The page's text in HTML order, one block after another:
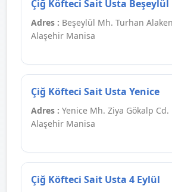
Çiğ Köfteci Sait Usta Beşeylül
Adres : Beşeylül Mh. Turhan
Alaşehir Manisa
Çiğ Köfteci Sait Usta Yenice
Adres : Yenice Mh. Ziya Gökalp
Alaşehir Manisa
Çiğ Köfteci Sait Usta 4 Eylül